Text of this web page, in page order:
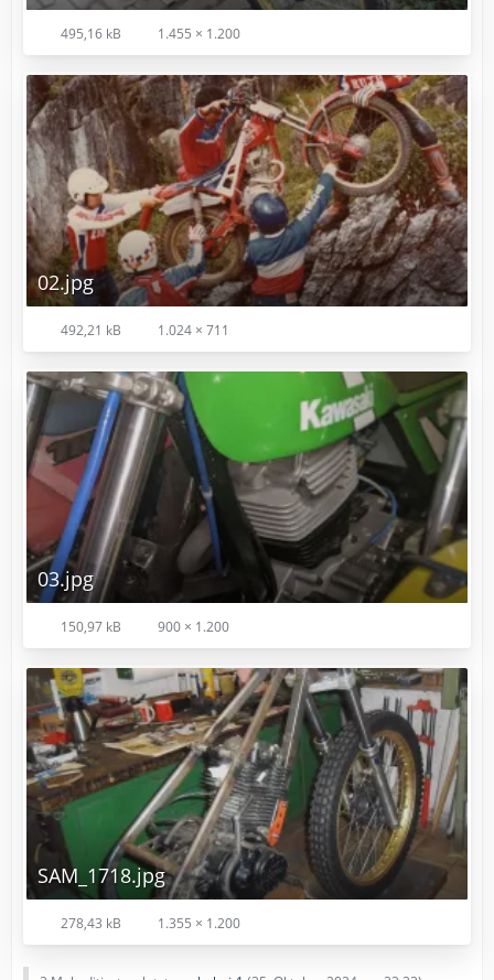
495,16 kB 1.455 × 1.200
02.jpg
492,21 kB 1.024 × 711
03.jpg
150,97 kB 900 × 1.200
SAM_1718.jpg
278,43 kB 1.355 × 1.200